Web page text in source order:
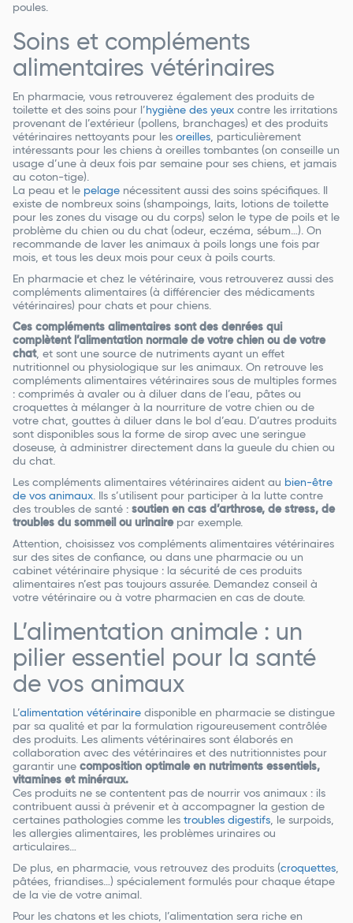
poules.
Soins et compléments
alimentaires vétérinaires
En pharmacie, vous retrouverez également des produits de
toilette et des soins pour l’ hygiène des yeux contre les irritations
provenant de l’extérieur (pollens, branchages) et des produits
vétérinaires nettoyants pour les oreilles , particulièrement
intéressants pour les chiens à oreilles tombantes (on conseille un
usage d’une à deux fois par semaine pour ses chiens, et jamais
au coton-tige).
La peau et le pelage nécessitent aussi des soins spécifiques. Il
existe de nombreux soins (shampoings, laits, lotions de toilette
pour les zones du visage ou du corps) selon le type de poils et le
problème du chien ou du chat (odeur, eczéma, sébum…). On
recommande de laver les animaux à poils longs une fois par
mois, et tous les deux mois pour ceux à poils courts.
En pharmacie et chez le vétérinaire, vous retrouverez aussi des
compléments alimentaires (à différencier des médicaments
vétérinaires) pour chats et pour chiens.
Ces compléments alimentaires sont des denrées qui
complètent l’alimentation normale de votre chien ou de votre
chat, et sont une source de nutriments ayant un effet
nutritionnel ou physiologique sur les animaux. On retrouve les
compléments alimentaires vétérinaires sous de multiples formes
: comprimés à avaler ou à diluer dans de l’eau, pâtes ou
croquettes à mélanger à la nourriture de votre chien ou de
votre chat, gouttes à diluer dans le bol d’eau. D’autres produits
sont disponibles sous la forme de sirop avec une seringue
doseuse, à administrer directement dans la gueule du chien ou
du chat.
Les compléments alimentaires vétérinaires aident au bien-être
de vos animaux . Ils s’utilisent pour participer à la lutte contre
des troubles de santé : soutien en cas d’arthrose, de stress, de
troubles du sommeil ou urinairepar exemple.
Attention, choisissez vos compléments alimentaires vétérinaires
sur des sites de confiance, ou dans une pharmacie ou un
cabinet vétérinaire physique : la sécurité de ces produits
alimentaires n’est pas toujours assurée. Demandez conseil à
votre vétérinaire ou à votre pharmacien en cas de doute.
L’alimentation animale : un
pilier essentiel pour la santé
de vos animaux
L’alimentation vétérinaire disponible en pharmacie se distingue
par sa qualité et par la formulation rigoureusement contrôlée
des produits. Les aliments vétérinaires sont élaborés en
collaboration avec des vétérinaires et des nutritionnistes pour
garantir une composition optimale en nutriments essentiels,
vitamines et minéraux.
Ces produits ne se contentent pas de nourrir vos animaux : ils
contribuent aussi à prévenir et à accompagner la gestion de
certaines pathologies comme les troubles digestifs , le surpoids,
les allergies alimentaires, les problèmes urinaires ou
articulaires…
De plus, en pharmacie, vous retrouvez des produits (croquettes
pâtées, friandises…) spécialement formulés pour chaque étape
de la vie de votre animal.
Pour les chatons et les chiots, l’alimentation sera riche en